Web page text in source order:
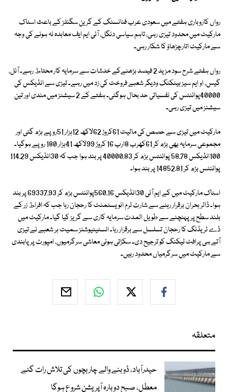
رواں کاروباری ہفتے میں سعودی عرب فنانسنگ کے گرین سگنلز کے باعث اسٹاک
مارکیٹ میں محدود تیزی رہی، تاہم سیاسی دنگل، آئی ایم ایف معاہدہ نہ ہونے کی وجہ
سے مارکیٹ اتارچڑھاؤ کا شکار رہی۔
رواں ہفتے شرح سود مزید 2 فیصد بڑھنےکے خدشات سے سرمایہ کار محتاط رہے۔ آئل،
گیس، او ایم سیز بینکنگ ودیگر شعبے فروخت کی زد میں رہے۔ تیزی سے انڈیکس کی
40000پوائنٹس کی نفسیاتی حد بحال ہوگئی۔ ہفتے کے 2 سیشنز میں مندی اور تین
سیشنز میں تیزی رہی۔
مارکیٹ میں تیزی سے حصص کی مالیت 61کروڑ 62لاکھ 12ہزار 51روپے بڑھ گئی اور
مجموعی سرمایہ بھی بڑھ کر 61کھرب 8ارب 16 کروڑ 99لاکھ 41ہزار 180 روپے ہوگیا۔
100انڈیکس 58.78 پوائنٹس بڑھ کر 40000.83 پر بند ہوا جب کہ 30انڈیکس 114.29
پوائنٹس بڑھ کر 14852.81 پر بند ہوا۔
اسٹاک مارکیٹ میں کے ایم آئی 30انڈیکس 560.16پوائنٹس بڑھ کر 69337.93 پر بند
ہوا۔ ڈالر بحران برقرار رہنے سے شارٹ ٹرم انویسٹمنٹ کا رحجان رہا جب کہ افراط زر کے
بلند سطح پر پہنچنے سے طویل المدت سرمایہ کاری سے گریز کیا گیا۔ مارکیٹ میں
ڈے ٹریڈنگ کا رحجان تسلسل سے برقرار رہا۔ انسٹیٹیوشنز سمیت ہر شعبے نے تیزی
آتے ہی پرافٹ ٹیکنگ کو ترجیح دی۔ سکڑتی ہوئی معاشی سرگرمیوں، امپورٹ پر پابندی
سے مارکیٹ میں سرگرمیاں محدود رہیں۔
متعلقہ
حیدرآباد، ڈوبنے والے چار بچوں کی تلاش رات گئے
معطل، صبح دوبارہ آپریشن شروع ہوگا